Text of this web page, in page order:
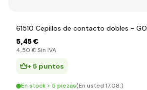
61510 Cepillos de contacto dobles - GO
5,45 €
4,50 € Sin IVA
+ 5 puntos
En stock > 5 piezas(En usted 17.08.)